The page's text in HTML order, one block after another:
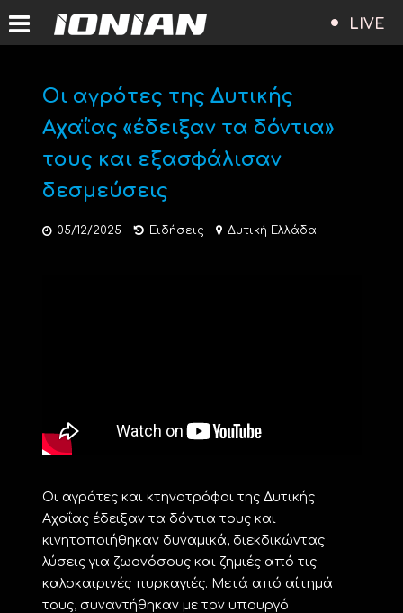
LIVE
Οι αγρότες της Δυτικής
Αχαΐας «έδειξαν τα δόντια»
τους και εξασφάλισαν
δεσμεύσεις
05/12/2025 Ειδήσεις Δυτική Ελλάδα
Οι αγρότες και κτηνοτρόφοι της Δυτικής
Αχαΐας έδειξαν τα δόντια τους και
κινητοποιήθηκαν δυναμικά, διεκδικώντας
λύσεις για ζωονόσους και ζημιές από τις
καλοκαιρινές πυρκαγιές. Μετά από αίτημά
τους, συναντήθηκαν με τον υπουργό